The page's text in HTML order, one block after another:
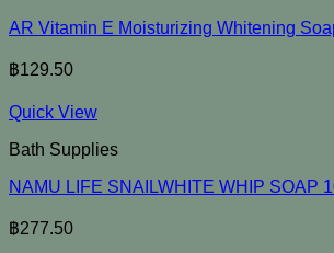
AR Vitamin E Moisturizing Whitening
฿129.50
Quick View
Bath Supplies
NAMU LIFE SNAILWHITE WHIP SOAP
฿277.50